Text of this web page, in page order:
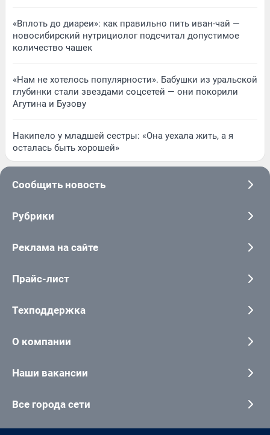
«Вплоть до диареи»: как правильно пить иван-чай —
новосибирский нутрициолог подсчитал допустимое
количество чашек
«Нам не хотелось популярности». Бабушки из уральской
глубинки стали звездами соцсетей — они покорили
Агутина и Бузову
Накипело у младшей сестры: «Она уехала жить, а я
осталась быть хорошей»
Сообщить новость
Рубрики
Реклама на сайте
Прайс-лист
Техподдержка
О компании
Наши вакансии
Все города сети